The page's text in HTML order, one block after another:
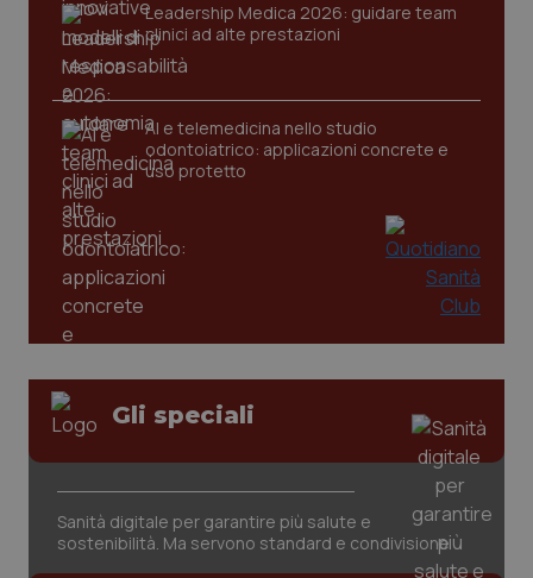
Leadership Medica 2026: guidare team
clinici ad alte prestazioni
AI e telemedicina nello studio
odontoiatrico: applicazioni concrete e
uso protetto
Gli speciali
Sanità digitale per garantire più salute e
sostenibilità. Ma servono standard e condivisione
tracking-sites-ironfish-
session-id
www.quotidianosanita.it
_ga
Google LLC